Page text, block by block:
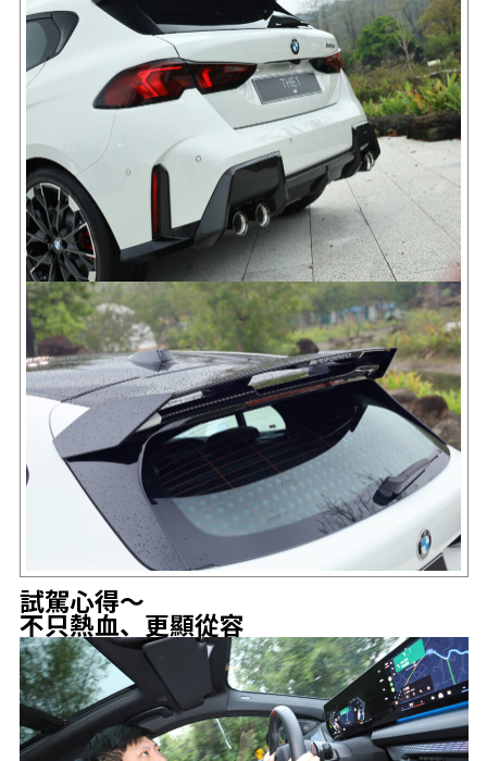
試駕心得～
不只熱血、更顯從容